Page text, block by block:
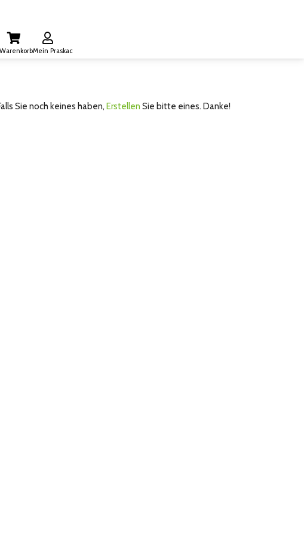
WarenkorbMein Praskac
Sie noch keines haben, Erstellen Sie bitte eines. Danke!